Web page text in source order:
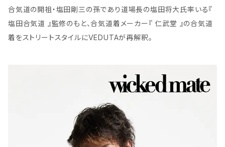
合気道の開祖・塩田剛三の孫であり道場長の塩田将大氏率いる『
塩田合気道 』監修のもと、合気道着メーカー『 仁武堂 』の合気道
着をストリートスタイルにVEDUTAが再解釈。